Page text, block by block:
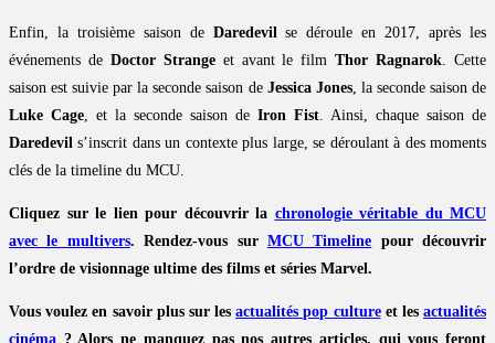
Enfin, la troisième saison de Daredevilse déroule en 2017, après les
événements de Doctor Strangeet avant le filmThor Ragnarok. Cette
saison est suivie par la seconde saison de Jessica Jones, la seconde saison de
Luke Cage, et la seconde saison de Iron Fist. Ainsi, chaque saison de
Daredevil s’inscrit dans un contexte plus large, se déroulant à des moments
clés de la timeline du MCU.
Cliquez sur le lien pour découvrir la chronologie véritable du MCU
avec le multivers. Rendez-vous sur MCU Timeline pour découvrir
l’ordre de visionnage ultime des films et séries Marvel.
Vous voulez en savoir plus sur lesactualités pop cultureet lesactualités
cinéma ? Alors ne manquez pas nos autres articles, qui vous feront